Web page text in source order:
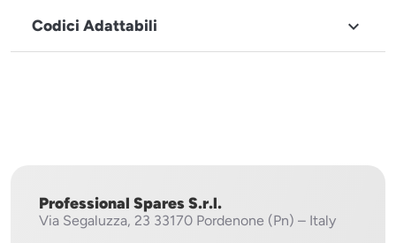
Codici Adattabili 
Professional Spares S.r.l.
Via Segaluzza, 23 33170 Pordenone (Pn) – Italy